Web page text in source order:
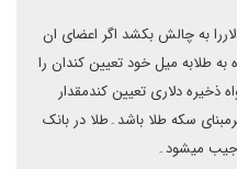
به چالش بکشد اگر اعضای ان
طلابه میل خود تعیین کندان را
ذخیره دلاری تعیین کندمقدار
سکه طلا باشد۔طلا در بانک
جیب میشود۔